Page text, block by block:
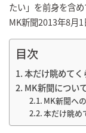
たい」を前身を含
MK新聞2013年8月1
目次
本だけ眺めてく
MK新聞につい
MK新聞へ
本だけ眺め